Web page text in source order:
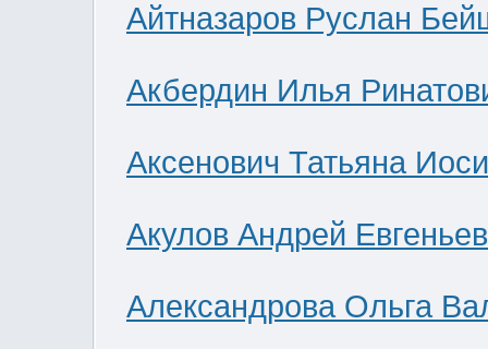
Айтназаров Руслан
Акбердин Илья
Аксенович Татьяна
Акулов Андрей
Александрова Ольга